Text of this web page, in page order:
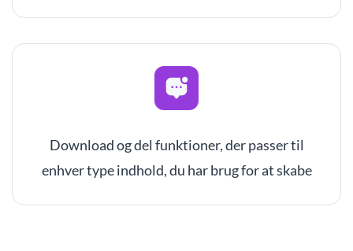
Download og del funktioner, der passer til
enhver type indhold, du har brug for at skabe